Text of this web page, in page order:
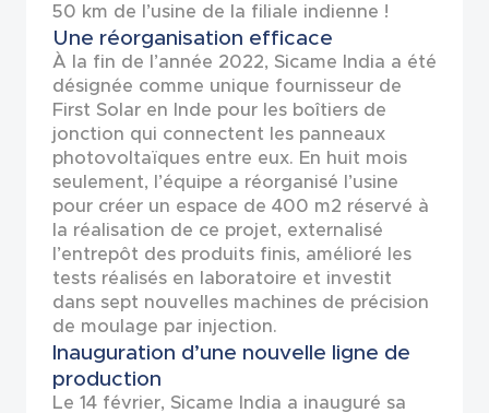
50 km de l’usine de la filiale indienne !
Une réorganisation efficace
À la fin de l’année 2022, Sicame India a été
désignée comme unique fournisseur de
First Solar en Inde pour les boîtiers de
jonction qui connectent les panneaux
photovoltaïques entre eux. En huit mois
seulement, l’équipe a réorganisé l’usine
pour créer un espace de 400 m2 réservé à
la réalisation de ce projet, externalisé
l’entrepôt des produits finis, amélioré les
tests réalisés en laboratoire et investit
dans sept nouvelles machines de précision
de moulage par injection.
Inauguration d’une nouvelle ligne de
production
Le 14 février, Sicame India a inauguré sa